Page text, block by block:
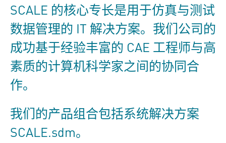
SCALE 的核心专长是用于仿真与测试
数据管理的 IT 解决方案。我们公司的
成功基于经验丰富的 CAE 工程师与高
素质的计算机科学家之间的协同合
作。
我们的产品组合包括系统解决方案
SCALE.sdm。